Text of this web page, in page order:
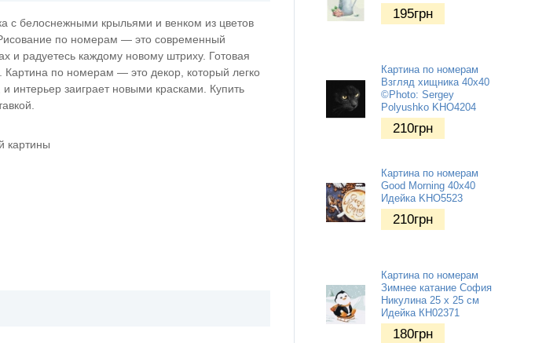
с белоснежными крыльями и венком из цветов
по номерам — это современный
и радуетесь каждому новому штриху. Готовая
Картина по номерам — это декор, который легко
интерьер заиграет новыми красками. Купить
картины
195грн
Картина по номерам
Взгляд хищника 40х40
©Photo: Sergey
Polyushko KHO4204
210грн
Картина по номерам
Good Morning 40х40
Идейка KHO5523
210грн
Картина по номерам
Зимнее катание София
Никулина 25 х 25 см
Идейка КН02371
180грн